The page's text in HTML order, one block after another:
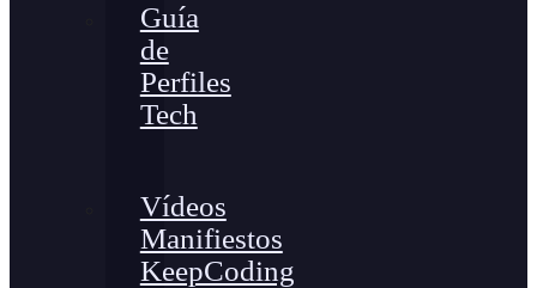
Guía
de
Perfiles
Tech
Vídeos
Manifiestos
KeepCoding